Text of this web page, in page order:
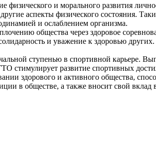
физического и морального развития
аспекты физического состояния.
и ослаблением организма.
общества через здоровое
и уважение к здоровью
ступенью в спортивной карьере.
стимулирует развитие спортивных
здорового и активного общества,
в обществе, а также вносит свой вклад